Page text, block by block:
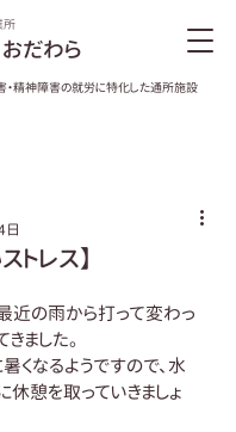
所
だわら
・精神障害の就労に特化した通所施設
トレス】
日
近の雨から打って変わっ
ました。
くなるようですので、水
休憩を取っていきましょ